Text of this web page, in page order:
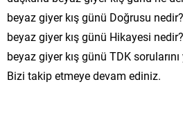
beyaz giyer kış günü Doğrusu
beyaz giyer kış günü Hikayesi
beyaz giyer kış günü TDK
Bizi takip etmeye devam ediniz.